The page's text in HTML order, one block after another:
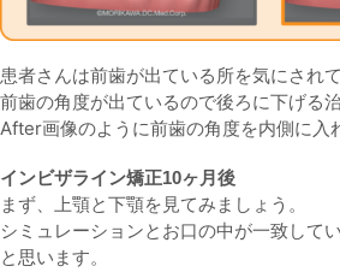
患者さんは前歯が出ている所を気にされて
前歯の角度が出ているので後ろに下げる
After画像のように前歯の角度を内側に入
インビザライン矯正10ヶ月後
まず、上顎と下顎を見てみましょう。
シミュレーションとお口の中が一致して
と思います。